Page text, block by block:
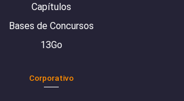
Capítulos
Bases de Concursos
13Go
Corporativo